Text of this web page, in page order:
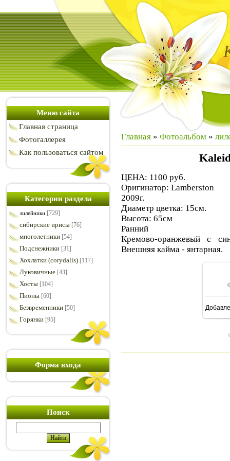
Меню сайта
Главная страница
Фотогаллерея
Как пользоваться сайтом
Категории раздела
лилейники [729]
сибирские ирисы [76]
многолетники [54]
Подснежники [31]
Хохлатки (corydalis) [117]
Луковичные [43]
Хосты [104]
Пионы [60]
Безвременники [50]
Горянки [95]
Форма входа
Поиск
Главная » Фотоальбом »
ЦЕНА: 1100 руб.
Оригинатор: Lamberston
2009г.
Диаметр цветка: 15см.
Высота: 65см
Ранний
Кремово-оранжевый с
Внешняя кайма - янтарная.